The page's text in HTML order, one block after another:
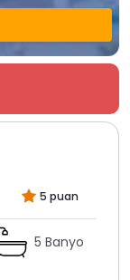
5 puan
5 Banyo